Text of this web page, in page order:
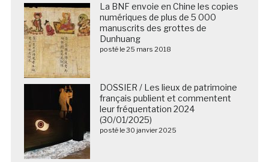
La BNF envoie en Chine les copies
numériques de plus de 5 000
manuscrits des grottes de
Dunhuang
posté le 25 mars 2018
DOSSIER / Les lieux de patrimoine
français publient et commentent
leur fréquentation 2024
(30/01/2025)
posté le 30 janvier 2025